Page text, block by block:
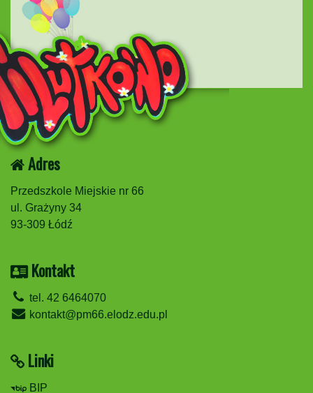
Adres
Przedszkole Miejskie nr 66
ul. Grażyny 34
93-309 Łódź
Kontakt
tel. 42 6464070
kontakt@pm66.elodz.edu.pl
Linki
BIP